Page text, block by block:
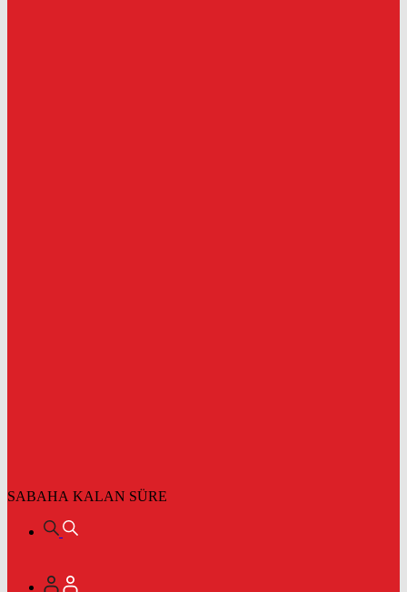
SABAHA KALAN SÜRE